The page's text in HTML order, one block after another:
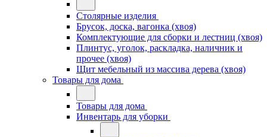
Столярные изделия
Брусок, доска, вагонка (хвоя)
Комплектующие для сборки и лестниц (хвоя)
Плинтус, уголок, раскладка, наличник и
прочее (хвоя)
Щит мебельный из массива дерева (хвоя)
Товары для дома
Товары для дома
Инвентарь для уборки